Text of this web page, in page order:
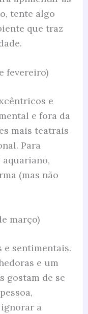
tente algo
que traz
fevereiro)
e
e fora da
mais teatrais
Para
(mas não
março)
e sentimentais.
e um
gostam de se
a